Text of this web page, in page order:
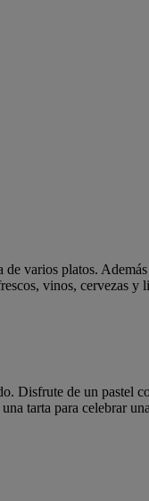
varios platos.
vinos, cervezas y
Disfrute de un pastel
tarta para celebrar